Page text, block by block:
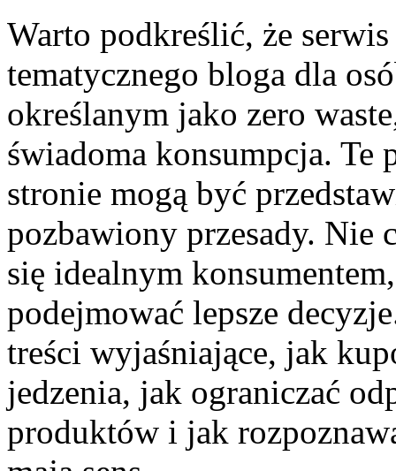
Warto podkreślić, że
tematycznego bloga dla
określanym jako zero
świadoma konsumpcja. Te
stronie mogą być
pozbawiony przesady. Nie
się idealnym
podejmować lepsze
treści wyjaśniające, jak
jedzenia, jak ograniczać
produktów i jak